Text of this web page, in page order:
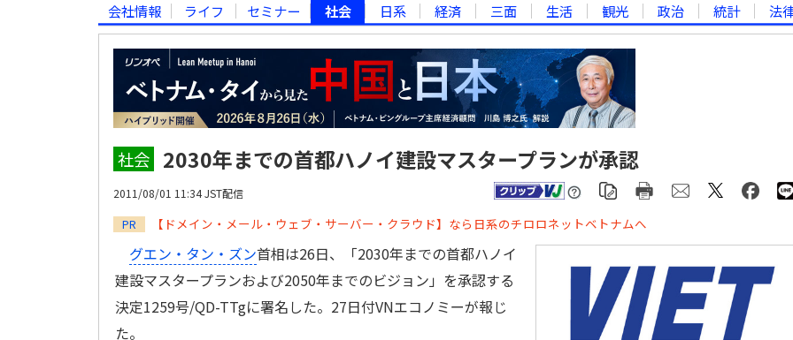
会社情報 ライフ セミナー 社会 日系 経済 三面 生活 観光 政治 統計 法
社会 2030年までの首都ハノイ建設マスタープランが承認
2011/08/01 11:34 JST配信
PR 【ドメイン・メール・ウェブ・サーバー・クラウド】なら日系のチロロネットベトナムへ
グエン・タン・ズン首相は26日、「2030年までの首都ハノイ
建設マスタープランおよび2050年までのビジョン」を承認する
決定1259号/QD-TTgに署名した。27日付VNエコノミーが報じ
た。